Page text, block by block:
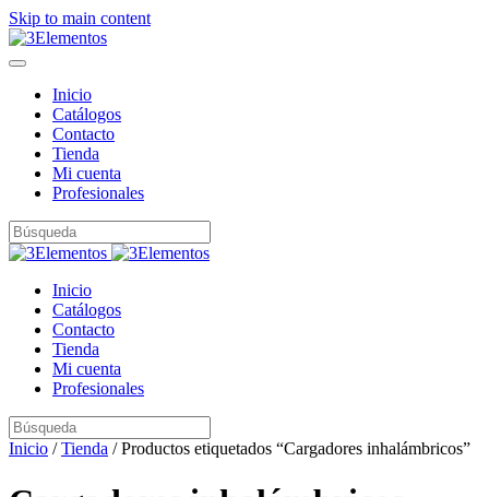
Skip to main content
Inicio
Catálogos
Contacto
Tienda
Mi cuenta
Profesionales
Inicio
Catálogos
Contacto
Tienda
Mi cuenta
Profesionales
Inicio /Tienda / Productos etiquetados “Cargadores inhalámbricos”